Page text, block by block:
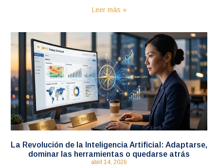
Leer más »
La Revolución de la Inteligencia Artificial: Adaptarse,
dominar las herramientas o quedarse atrás
abril 14, 2026